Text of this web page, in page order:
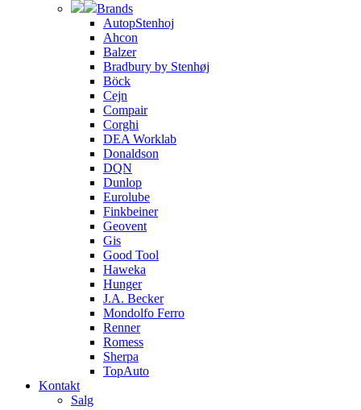
Brands
AutopStenhoj
Ahcon
Balzer
Bradbury by Stenhøj
Böck
Cejn
Compair
Corghi
DEA Worklab
Donaldson
DQN
Dunlop
Eurolube
Finkbeiner
Geovent
Gis
Good Tool
Haweka
Hunger
J.A. Becker
Mondolfo Ferro
Renner
Romess
Sherpa
TopAuto
Kontakt
Salg